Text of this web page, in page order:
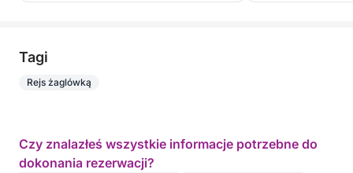
Tagi
Rejs żaglówką
Czy znalazłeś wszystkie informacje potrzebne do
dokonania rezerwacji?